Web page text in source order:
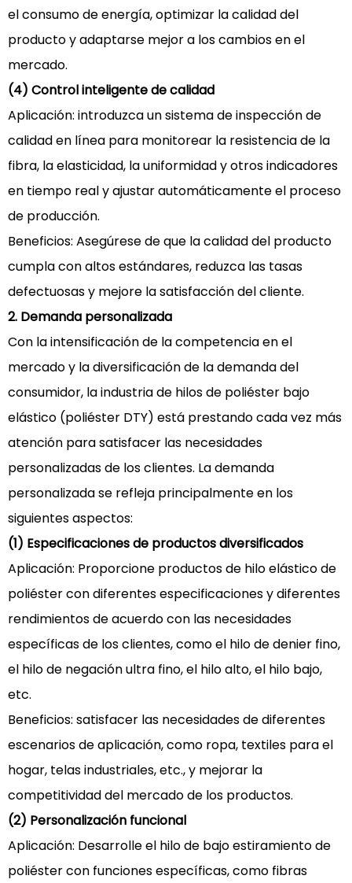
el consumo de energía, optimizar la calidad del
producto y adaptarse mejor a los cambios en el
mercado.
(4) Control inteligente de calidad
Aplicación: introduzca un sistema de inspección de
calidad en línea para monitorear la resistencia de la
fibra, la elasticidad, la uniformidad y otros indicadores
en tiempo real y ajustar automáticamente el proceso
de producción.
Beneficios: Asegúrese de que la calidad del producto
cumpla con altos estándares, reduzca las tasas
defectuosas y mejore la satisfacción del cliente.
2. Demanda personalizada
Con la intensificación de la competencia en el
mercado y la diversificación de la demanda del
consumidor, la industria de hilos de poliéster bajo
elástico (poliéster DTY) está prestando cada vez más
atención para satisfacer las necesidades
personalizadas de los clientes. La demanda
personalizada se refleja principalmente en los
siguientes aspectos:
(1) Especificaciones de productos diversificados
Aplicación: Proporcione productos de hilo elástico de
poliéster con diferentes especificaciones y diferentes
rendimientos de acuerdo con las necesidades
específicas de los clientes, como el hilo de denier fino,
el hilo de negación ultra fino, el hilo alto, el hilo bajo,
etc.
Beneficios: satisfacer las necesidades de diferentes
escenarios de aplicación, como ropa, textiles para el
hogar, telas industriales, etc., y mejorar la
competitividad del mercado de los productos.
(2) Personalización funcional
Aplicación: Desarrolle el hilo de bajo estiramiento de
poliéster con funciones específicas, como fibras